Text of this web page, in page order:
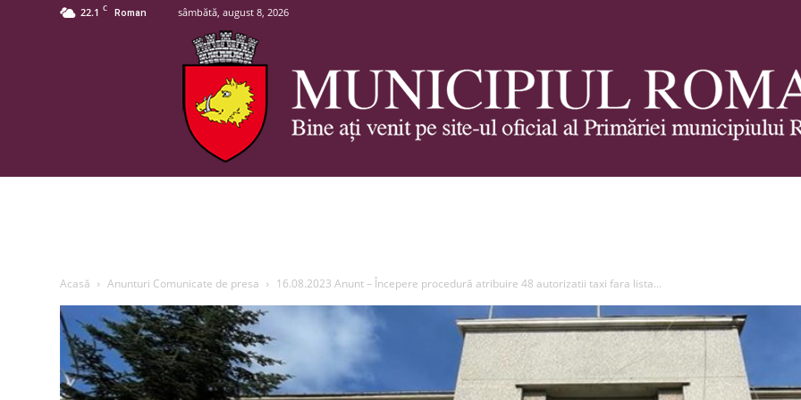
22.1 C Roman sâmbătă, august 8, 2026
Roman
Acasă Anunturi Comunicate de presa 16.08.2023 Anunt – Începere procedură atribuire 48 autorizatii taxi fara lista...